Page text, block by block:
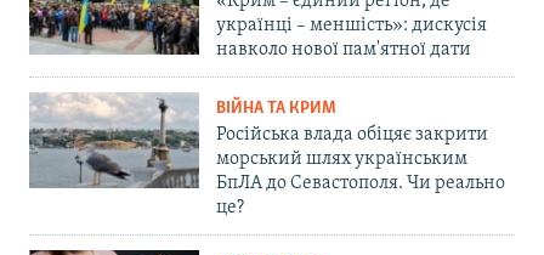
українці – меншість»: дискусія
навколо нової пам'ятної дати
ВІЙНА ТА КРИМ
Російська влада обіцяє закрити
морський шлях українським
БпЛА до Севастополя. Чи реально
це?